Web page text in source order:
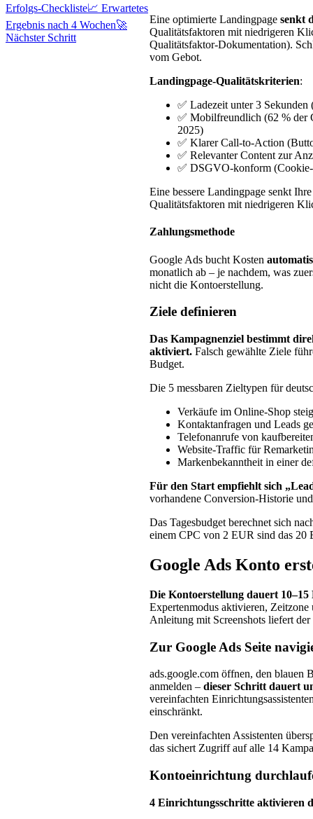
Erfolgs-Checkliste📈 Erwartetes
Ergebnis nach 4 Wochen🚀
Nächster Schritt
Eine optimierte Landingpage senkt
Qualitätsfaktoren mit niedrigeren
Qualitätsfaktor-Dokumentation).
vom Gebot.
Landingpage-Qualitätskriterien:
✅ Ladezeit unter 3
✅ Mobilfreundlich (62 % der
2025)
✅ Klarer Call-to-Action
✅ Relevanter Content zur
✅ DSGVO-konform
Eine bessere Landingpage senkt
Qualitätsfaktoren mit niedrigeren
Zahlungsmethode
Google Ads bucht Kosten
monatlich ab – je nachdem, was
nicht die Kontoerstellung.
Ziele definieren
Das Kampagnenziel bestimmt
aktiviert. Falsch gewählte Ziele
Budget.
Die 5 messbaren Zieltypen für
Verkäufe im Online-Shop
Kontaktanfragen und Leads
Telefonanrufe von
Website-Traffic für
Markenbekanntheit in einer
Für den Start empfiehlt sich
vorhandene Conversion-Historie
Das Tagesbudget berechnet sich
einem CPC von 2 EUR sind das 20
Google Ads Konto
Die Kontoerstellung dauert
Expertenmodus aktivieren,
Anleitung mit Screenshots liefert der
Zur Google Ads Seite
ads.google.com öffnen, den blauen
anmelden – dieser Schritt dauert
vereinfachten
einschränkt.
Den vereinfachten Assistenten
das sichert Zugriff auf alle 14
Kontoeinrichtung
4 Einrichtungsschritte aktivieren